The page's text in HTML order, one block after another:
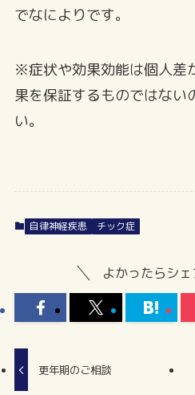
でなによりです。
※症状や効果効能は個人差
果を保証するものではない
い。
自律神経疾患 チック症
よかったらシェ
更年期のご相談